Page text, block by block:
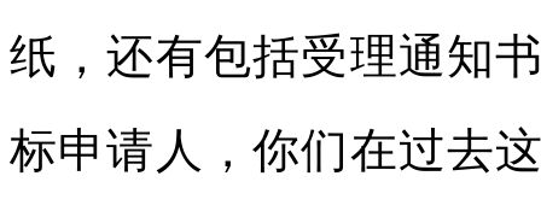
纸，还有包括受理通知
标申请人，你们在过去